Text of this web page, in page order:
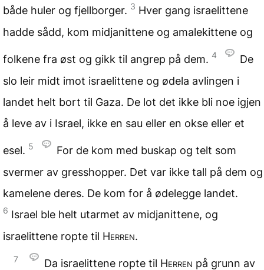
både huler og fjellborger. 3 Hver gang israelittene
hadde sådd, kom midjanittene og amalekittene og
folkene fra øst og gikk til angrep på dem. 4
De
slo leir midt imot israelittene og ødela avlingen i
landet helt bort til Gaza. De lot det ikke bli noe igjen
å leve av i Israel, ikke en sau eller en okse eller et
esel. 5
For de kom med buskap og telt som
svermer av gresshopper. Det var ikke tall på dem og
kamelene deres. De kom for å ødelegge landet.
6 Israel ble helt utarmet av midjanittene, og
israelittene ropte til Herren.
7 Da israelittene ropte til Herren på grunn av